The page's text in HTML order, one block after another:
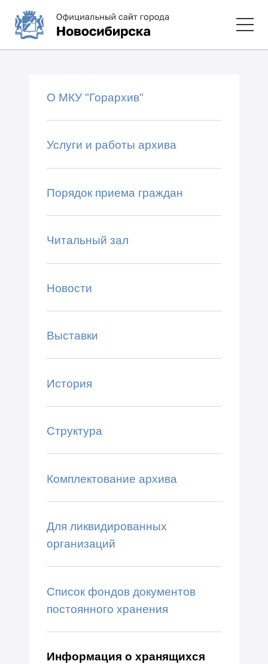
О МКУ "Горархив"
Услуги и работы архива
Порядок приема граждан
Читальный зал
Новости
Выставки
История
Структура
Комплектование архива
Для ликвидированных
организаций
Список фондов документов
постоянного хранения
Информация о хранящихся